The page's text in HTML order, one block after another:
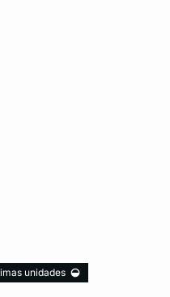
unidades